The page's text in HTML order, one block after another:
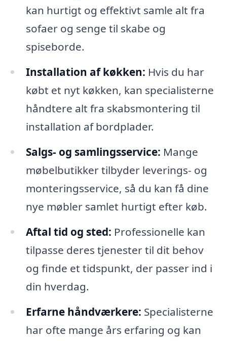
kan hurtigt og effektivt samle alt fra
sofaer og senge til skabe og
spiseborde.
Installation af køkken: Hvis du har
købt et nyt køkken, kan specialisterne
håndtere alt fra skabsmontering til
installation af bordplader.
Salgs- og samlingsservice: Mange
møbelbutikker tilbyder leverings- og
monteringsservice, så du kan få dine
nye møbler samlet hurtigt efter køb.
Aftal tid og sted: Professionelle kan
tilpasse deres tjenester til dit behov
og finde et tidspunkt, der passer ind i
din hverdag.
Erfarne håndværkere: Specialisterne
har ofte mange års erfaring og kan